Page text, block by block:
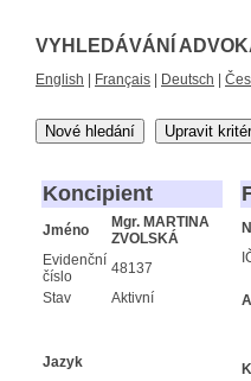
VYHLEDÁVÁNÍ
English Français Deutsch
Nové hledání Upravit
Koncipient
Jméno
Mgr. MARTINA
ZVOLSKÁ
Evidenční
číslo
48137
Stav
Aktivní
Jazyk